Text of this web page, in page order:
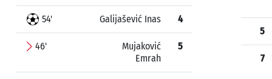
54' Galijašević Inas 4
46'
Mujaković
Emrah
5
5
7